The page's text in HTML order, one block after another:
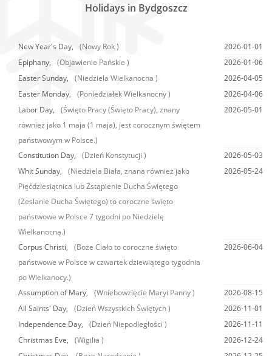
Holidays in Bydgoszcz
New Year's Day, (Nowy Rok )
2026-01-01
Epiphany,
(Objawienie Pańskie )
2026-01-06
Easter Sunday,
(Niedziela Wielkanocna )
2026-04-05
Easter Monday,
(Poniedziałek Wielkanocny )
2026-04-06
Labor Day,
(Święto Pracy (Święto Pracy), znany
również jako 1 maja (1 maja), jest corocznym świętem
państwowym w Polsce.)
2026-05-01
Constitution Day, (Dzień Konstytucji )
2026-05-03
Whit Sunday,
(Niedziela Biała, znana również jako
Pięćdziesiątnica lub Zstąpienie Ducha Świętego
(Zeslanie Ducha Świętego) to coroczne święto
państwowe w Polsce 7 tygodni po Niedzielę
Wielkanocną.)
2026-05-24
Corpus Christi,
(Boże Ciało to coroczne święto
państwowe w Polsce w czwartek dziewiątego tygodnia
po Wielkanocy.)
2026-06-04
Assumption of Mary, (Wniebowzięcie Maryi Panny )
2026-08-15
All Saints' Day,
(Dzień Wszystkich Świętych )
2026-11-01
Independence Day,
(Dzień Niepodległości )
2026-11-11
Christmas Eve,
(Wigilia )
2026-12-24